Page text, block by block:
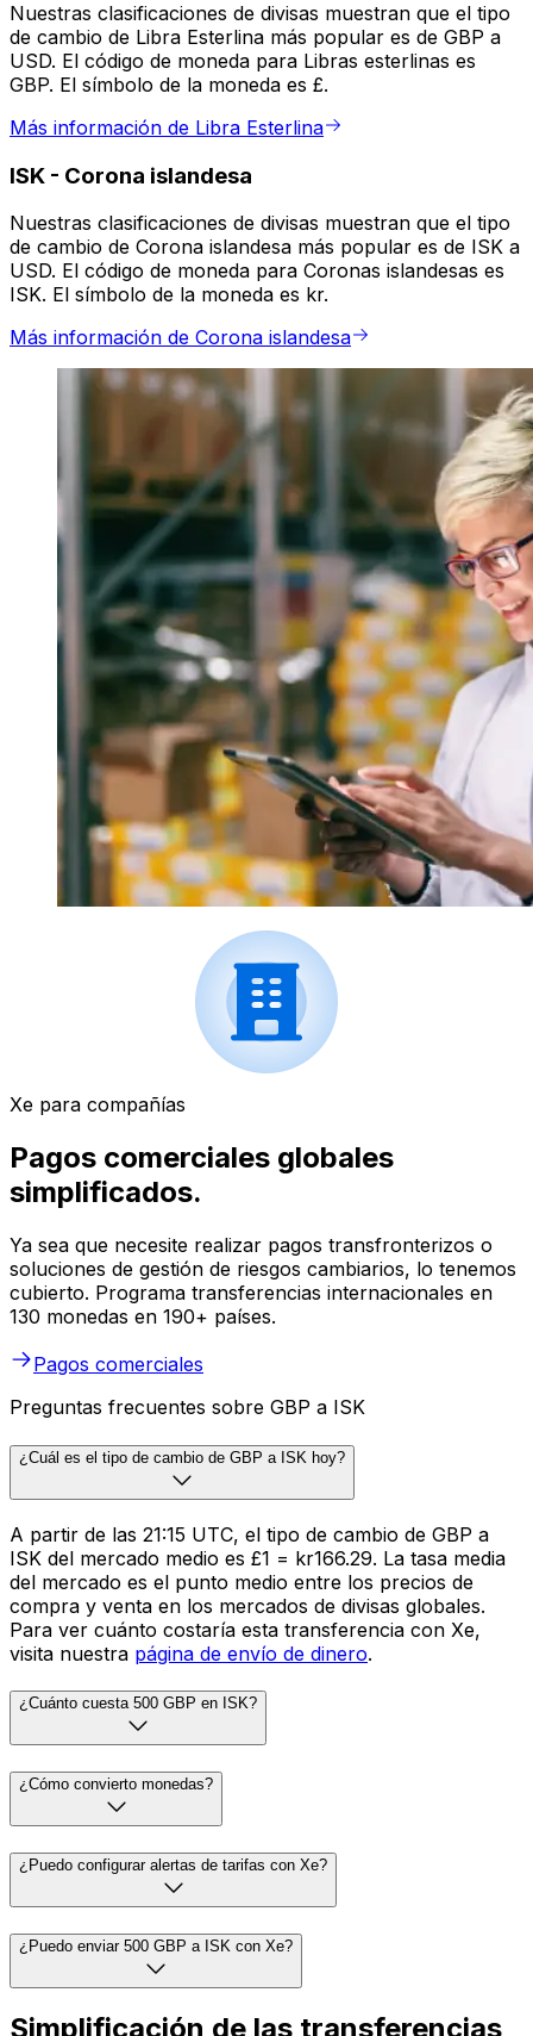
Nuestras clasificaciones de divisas muestran que el tipo
de cambio de Libra Esterlina más popular es de GBP a
USD. El código de moneda para Libras esterlinas es
GBP. El símbolo de la moneda es £.
Más información de Libra Esterlina
ISK - Corona islandesa
Nuestras clasificaciones de divisas muestran que el tipo
de cambio de Corona islandesa más popular es de ISK a
USD. El código de moneda para Coronas islandesas es
ISK. El símbolo de la moneda es kr.
Más información de Corona islandesa
Xe para compañías
Pagos comerciales globales
simplificados.
Ya sea que necesite realizar pagos transfronterizos o
soluciones de gestión de riesgos cambiarios, lo tenemos
cubierto. Programa transferencias internacionales en
130 monedas en 190+ países.
Pagos comerciales
Preguntas frecuentes sobre GBP a ISK
¿Cuál es el tipo de cambio de GBP a ISK hoy?
A partir de las 21:15 UTC, el tipo de cambio de GBP a
ISK del mercado medio es £1 = kr166.29. La tasa media
del mercado es el punto medio entre los precios de
compra y venta en los mercados de divisas globales.
Para ver cuánto costaría esta transferencia con Xe,
visita nuestra página de envío de dinero.
¿Cuánto cuesta 500 GBP en ISK?
¿Cómo convierto monedas?
¿Puedo configurar alertas de tarifas con Xe?
¿Puedo enviar 500 GBP a ISK con Xe?
Simplificación de las transferencias